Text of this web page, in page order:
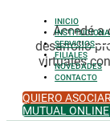
INICIO
SERVICIOS
FILIALES
NOVEDADES
CONTACTO
QUIERO
MUTUAL ONLINE
Accedé a
desarrollo
virtuales